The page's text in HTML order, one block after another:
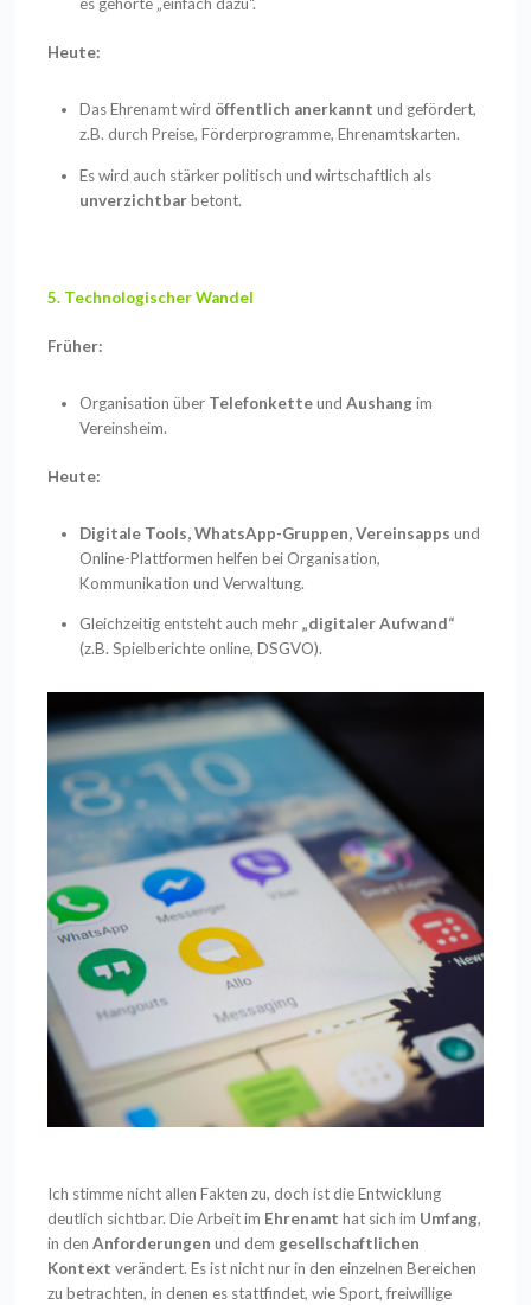
Heute:
Das Ehrenamt wird öffentlich anerkannt und gefördert,
z.B. durch Preise,Förderprogramme, Ehrenamtskarten.
Es wird auch stärker politisch und wirtschaftlich als
unverzichtbarbetont.
5. Technologischer Wandel
Früher:
Organisation über TelefonketteundAushangim
Vereinsheim.
Heute:
Digitale Tools, WhatsApp-Gruppen, Vereinsapps und
Online-Plattformen helfen beiOrganisation,
Kommunikation und Verwaltung.
Gleichzeitig entsteht auch mehr „digitaler Aufwand“
(z.B. Spielberichte online, DSGVO).
Ich stimme nicht allen Fakten zu, doch ist die Entwicklung
deutlich sichtbar. Die Arbeit im Ehrenamt hat sich im Umfang,
in denAnforderungen und dem gesellschaftlichen
Kontextverändert. Es ist nicht nur in den einzelnen Bereichen
zu betrachten, in denen es stattfindet, wie Sport, freiwillige